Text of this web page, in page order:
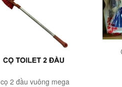
cọ 2 đầu vuông mega